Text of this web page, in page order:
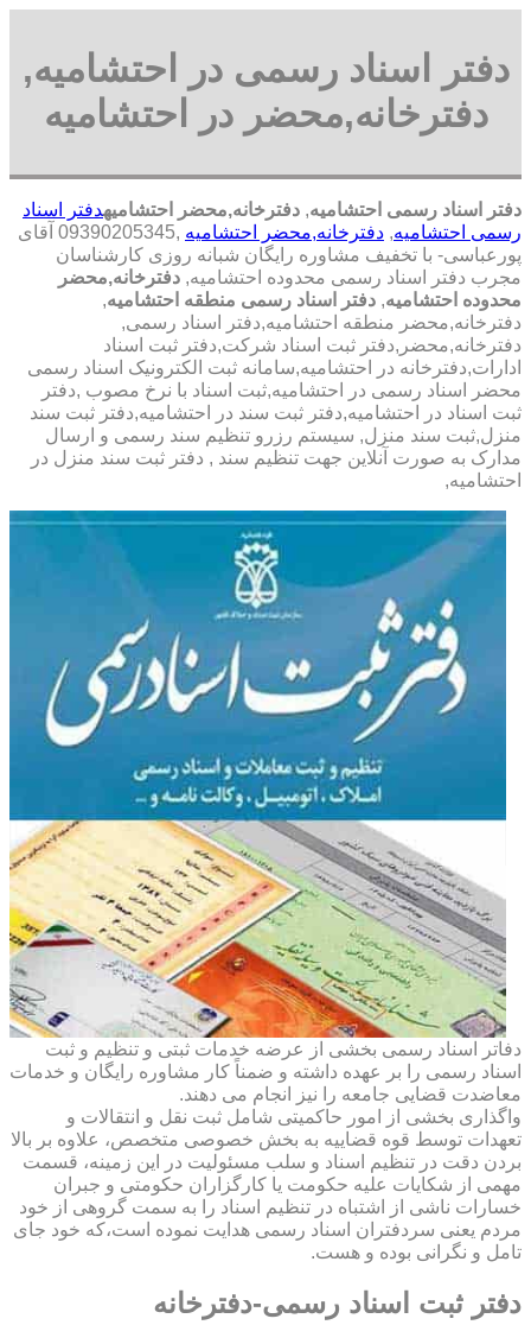
دفتر اسناد رسمی در احتشامیه,
دفترخانه,محضر در احتشامیه
دفتر اسناد رسمی احتشامیه, دفترخانه,محضر احتشامیهدفتر اسناد
رسمی احتشامیه, دفترخانه,محضر احتشامیه
,09390205345 آقای
پورعباسی- با تخفیف مشاوره رايگان شبانه روزی کارشناسان
مجرب دفتر اسناد رسمی محدوده احتشامیه, دفترخانه,محضر
محدوده احتشامیه, دفتر اسناد رسمی منطقه احتشامیه,
دفترخانه,محضر منطقه احتشامیه,دفتر اسناد رسمی,
دفترخانه,محضر,دفتر ثبت اسناد شرکت,دفتر ثبت اسناد
ادارات,دفترخانه در احتشامیه,سامانه ثبت الکترونیک اسناد رسمی
محضر اسناد رسمی در احتشامیه,ثبت اسناد با نرخ مصوب ,دفتر
ثبت اسناد در احتشامیه,دفتر ثبت سند در احتشامیه,دفتر ثبت سند
منزل,ثبت سند منزل, سیستم رزرو تنظیم سند رسمی و ارسال
مدارک به صورت آنلاین جهت تنظیم سند , دفتر ثبت سند منزل در
احتشامیه,
دفاتر اسناد رسمی بخشی از عرضه خدمات ثبتی و تنظیم و ثبت
اسناد رسمی را بر عهده داشته و ضمناً کار مشاوره رایگان و خدمات
معاضدت قضایی جامعه را نیز انجام می دهند.
واگذاری بخشی از امور حاکمیتی شامل ثبت نقل و انتقالات و
تعهدات توسط قوه قضاییه به بخش خصوصی متخصص، علاوه بر بالا
بردن دقت در تنظیم اسناد و سلب مسئولیت در این زمینه، قسمت
مهمی از شکایات علیه حکومت یا کارگزاران حکومتی و جبران
خسارات ناشی از اشتباه در تنظیم اسناد را به سمت گروهی از خود
مردم یعنی سردفتران اسناد رسمی هدایت نموده است،که خود جای
تامل و نگرانی بوده و هست.
دفتر ثبت اسناد رسمی-دفترخانه